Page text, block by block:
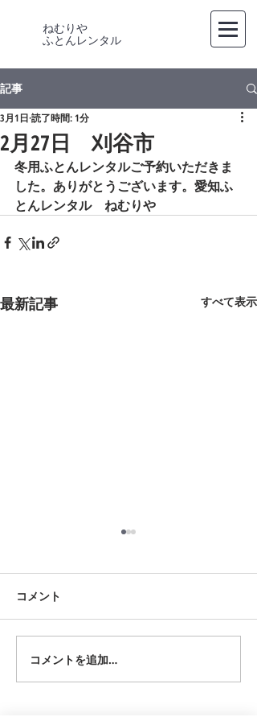
ねむりや
​ふとんレンタル
記事
2月27日 刈谷市
3月1日 読了時間: 1分
冬用ふとんレンタルご予約いただきま
した。ありがとうございます。愛知ふ
とんレンタル　ねむりや
最新記事 すべて表示
夏用ふとんレンタルご予約い
ただきました。ありがとうご
ざいます。愛知ふとんレンタ
ル ねむりや
コメント
コメントを追加…